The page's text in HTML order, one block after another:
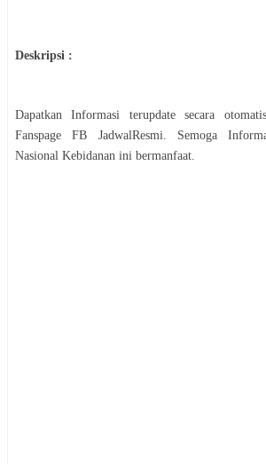
Deskripsi :
Dapatkan Informasi terupdate secara
Fanspage FB JadwalResmi. Semoga
Nasional Kebidanan ini bermanfaat.